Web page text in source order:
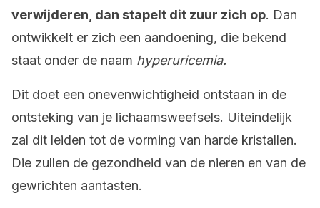
verwijderen, dan stapelt dit zuur zich op. Dan
ontwikkelt er zich een aandoening, die bekend
staat onder de naam hyperuricemia.
Dit doet een onevenwichtigheid ontstaan in de
ontsteking van je lichaamsweefsels. Uiteindelijk
zal dit leiden tot de vorming van harde kristallen.
Die zullen de gezondheid van de nieren en van de
gewrichten aantasten.